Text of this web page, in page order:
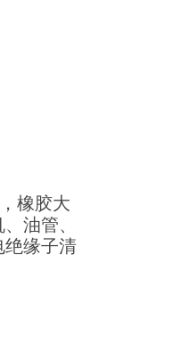
，橡胶大
油管、
绝缘子清